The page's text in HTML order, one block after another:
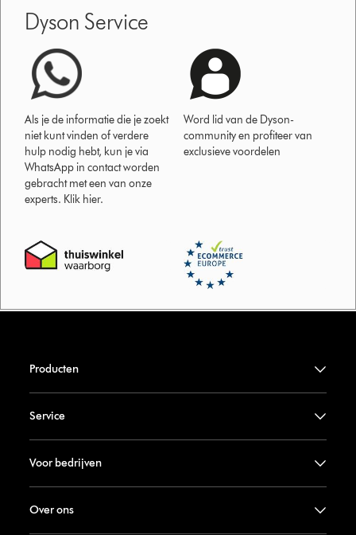
Dyson Service
Als je de informatie die je zoekt
niet kunt vinden of verdere
hulp nodig hebt, kun je via
WhatsApp in contact worden
gebracht met een van onze
experts. Klik hier.
Word lid van de Dyson-
community en profiteer van
exclusieve voordelen
Producten
Service
Voor bedrijven
Over ons